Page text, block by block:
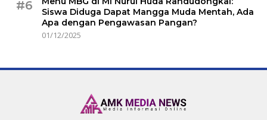
#6
Siswa Diduga Dapat Mangga Muda Mentah, Ada
Apa dengan Pengawasan Pangan?
01/12/2025